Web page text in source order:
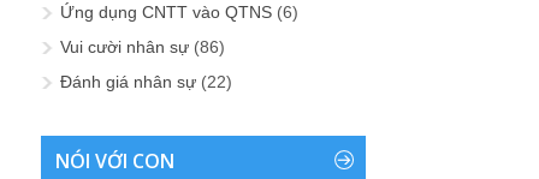
Ứng dụng CNTT vào QTNS (6)
Vui cười nhân sự (86)
Đánh giá nhân sự (22)
NÓI VỚI CON